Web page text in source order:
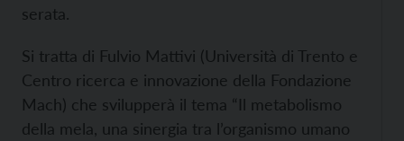
serata.
Si tratta di Fulvio Mattivi (Università di Trento e
Centro ricerca e innovazione della Fondazione
Mach) che svilupperà il tema “Il metabolismo
della mela, una sinergia tra l’organismo umano